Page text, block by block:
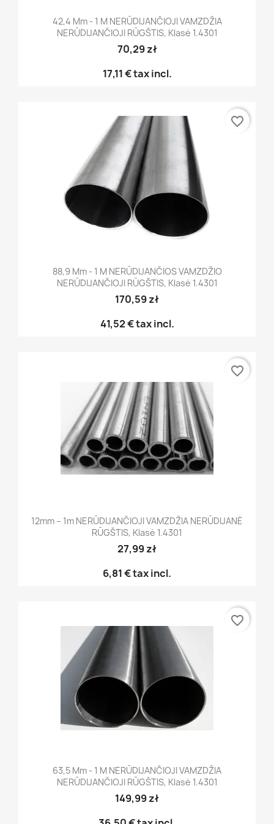
42,4 Mm - 1 M NERŪDIJANČIOJI VAMZDŽIA
NERŪDIJANČIOJI RŪGŠTIS, Klasė 1.4301
70,29 zł
17,11 €tax incl.
88,9 Mm - 1 M NERŪDIJANČIOS VAMZDŽIO
NERŪDIJANČIOJI RŪGŠTIS, Klasė 1.4301
170,59 zł
41,52 €tax incl.
favorite_border
12mm – 1m NERŪDIJANČIOJI VAMZDŽIA NERŪDIJANĖ
RŪGŠTIS, Klasė 1.4301
27,99 zł
6,81 €tax incl.
favorite_border
63,5 Mm - 1 M NERŪDIJANČIOJI VAMZDŽIA
NERŪDIJANČIOJI RŪGŠTIS, Klasė 1.4301
149,99 zł
favorite_border